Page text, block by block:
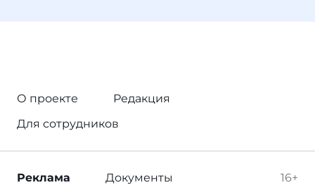
О проекте
Редакция
Для сотрудников
16+
Реклама Документы